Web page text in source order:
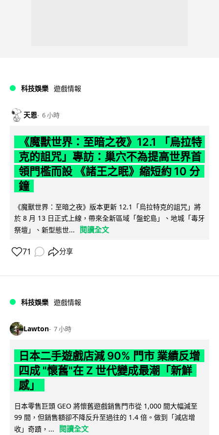
科技娛樂 遊戲情報
天恩 6 小時
《魔獸世界：至暗之夜》12.1 「烏拉特
克的詛咒」專訪：巢穴不為提高世界首
領門檻而設 《諸王之眠》縮短約 10 分
鐘
《魔獸世界：至暗之夜》版本更新 12.1「烏拉特克的詛咒」將
於 8 月 13 日正式上線，帶來全新區域「盤蛇島」、地城「毒牙
祭壇」、新型態世...
閱讀全文
71 分享
科技娛樂 遊戲情報
Lawton 7 小時
日本二手遊戲店減 90% 門市 業績反增
四成 "懷舊"在 Z 世代變成最潮「新鮮
感」
日本零售巨頭 GEO 將懷舊遊戲銷售門市從 1,000 間大幅減至
99 間，但銷售額卻不降反升至過往的 1.4 倍。做到「減店增
收」奇蹟，...
閱讀全文